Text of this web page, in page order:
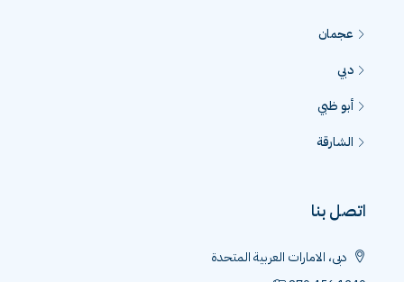
عجمان
دبي
أبو ظبي
الشارقة
اتصل بنا
دبى، الامارات العربية المتحدة